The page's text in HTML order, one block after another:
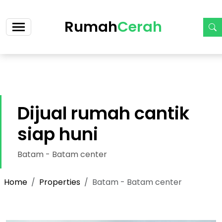
RumahCerah
ruko-siap-huni-2-lantai-cicilan-2-jt-an
Dijual rumah cantik
siap huni
Batam - Batam center
Home Properties Batam - Batam center